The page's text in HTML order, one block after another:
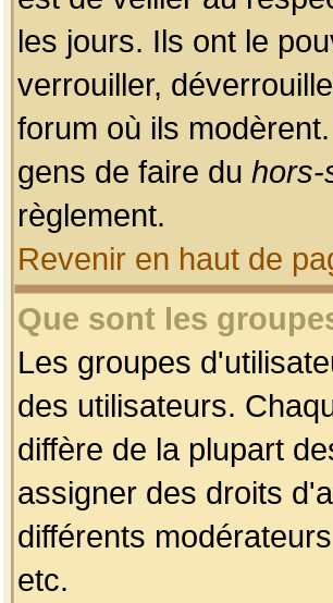
les jours. Ils ont le
verrouiller,
forum où ils
gens de faire du hors-
règlement.
Revenir en haut de
Que sont les
Les groupes
des utilisateurs.
diffère de la plupart
assigner des droits
différents
etc.